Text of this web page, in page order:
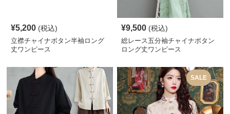
¥5,200 (税込)
立襟チャイナボタン半袖ロング
丈ワンピース
¥9,500 (税込)
総レース五分袖チャイナボタン
ロング丈ワンピース
SALE